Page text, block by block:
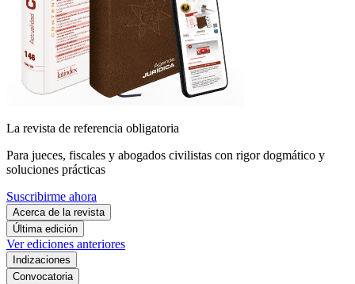
La revista de referencia obligatoria
Para jueces, fiscales y abogados civilistas con rigor dogmático y
soluciones prácticas
Suscribirme ahora
Acerca de la revista
Última edición
Ver ediciones anteriores
Indizaciones
Convocatoria